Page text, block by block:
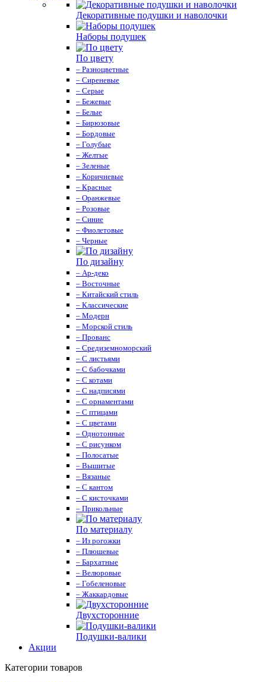
Декоративные подушки и наволочки
Наборы подушек
По цвету
– Разноцветные
– Сиреневые
– Серые
– Бежевые
– Белые
– Бирюзовые
– Бордовые
– Голубые
– Желтые
– Зеленые
– Коричневые
– Красные
– Оранжевые
– Розовые
– Синие
– Фиолетовые
– Черные
По дизайну
– Ар-деко
– Восточные
– Китайский стиль
– Классические
– Модерн
– Морской стиль
– Прованс
– Средиземноморский
– С листьями
– С бабочками
– С котами
– С надписями
– С орнаментами
– С птицами
– С цветами
– Однотонные
– С рисунком
– Полосатые
– Вышитые
– Вязаные
– С кантом
– С кисточками
– Прикольные
По материалу
– Из рогожки
– Плюшевые
– Бархатные
– Велюровые
– Гобеленовые
– Жаккардовые
Двухсторонние
Подушки-валики
Акции
Категории товаров